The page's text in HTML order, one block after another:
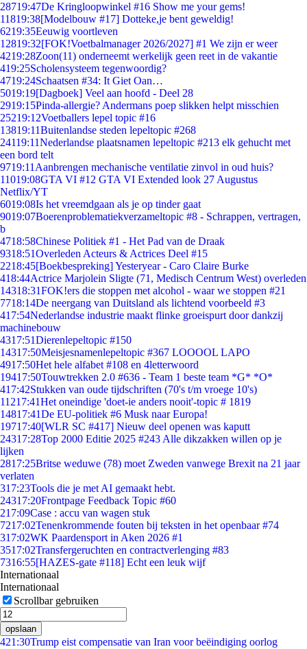
28719:47De Kringloopwinkel #16 Show me your gems!
11819:38[Modelbouw #17] Dotteke,je bent geweldig!
6219:35Eeuwig voortleven
12819:32[FOK!Voetbalmanager 2026/2027] #1 We zijn er weer
4219:28Zoon(11) onderneemt werkelijk geen reet in de vakantie
419:25Scholensysteem tegenwoordig?
4719:24Schaatsen #34: It Giet Oan…
5019:19[Dagboek] Veel aan hoofd - Deel 28
2919:15Pinda-allergie? Andermans poep slikken helpt misschien
25219:12Voetballers lepel topic #16
13819:11Buitenlandse steden lepeltopic #268
24119:11Nederlandse plaatsnamen lepeltopic #213 elk gehucht met
een bord telt
9719:11 Aanbrengen mechanische ventilatie zinvol in oud huis?
11019:08GTA VI #12 GTA VI Extended look 27 Augustus
Netflix/YT
6019:08Is het vreemdgaan als je op tinder gaat
9019:07Boerenproblematiekverzameltopic #8 - Schrappen, vertragen,
b
4718:58Chinese Politiek #1 - Het Pad van de Draak
9318:51Overleden Acteurs & Actrices Deel #15
2218:45[Boekbespreking] Yesteryear - Caro Claire Burke
418:44Actrice Marjolein Sligte (71, Medisch Centrum West) overleden
14318:31FOK!ers die stoppen met alcohol - waar we stoppen #21
7718:14De neergang van Duitsland als lichtend voorbeeld #3
417:54Nederlandse industrie maakt flinke groeispurt door dankzij
machinebouw
4317:51Dierenlepeltopic #150
14317:50Meisjesnamenlepeltopic #367 LOOOOL LAPO
4917:50Het hele alfabet #108 en 4letterwoord
19417:50Touwtrekken 2.0 #636 - Team 1 beste team *G* *O*
417:42Stukken van oude tijdschriften (70's t/m vroege 10's)
11217:41Het oneindige 'doet-ie anders nooit'-topic # 1819
14817:41De EU-politiek #6 Musk naar Europa!
19717:40[WLR SC #417] Nieuw deel openen was kaputt
24317:28Top 2000 Editie 2025 #243 Alle dikzakken willen op je
lijken
2817:25Britse weduwe (78) moet Zweden vanwege Brexit na 21 jaar
verlaten
317:23Tools die je met AI gemaakt hebt.
24317:20Frontpage Feedback Topic #60
217:09Case : accu van wagen stuk
7217:02Tenenkrommende fouten bij teksten in het openbaar #74
317:02WK Paardensport in Aken 2026 #1
3517:02Transfergeruchten en contractverlenging #83
7316:55[HAZES-gate #118] Echt een leuk wijf
Internationaal
Internationaal
Scrollbar gebruiken
opslaan
421:30Trump eist compensatie van Iran voor beëindiging oorlog